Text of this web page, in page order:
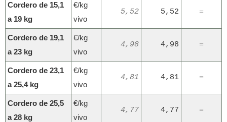
Cordero de 15,1
a 19 kg
€/kg
vivo
5,52 5,52 =
Cordero de 19,1
a 23 kg
€/kg
vivo
4,98 4,98 =
Cordero de 23,1
a 25,4 kg
€/kg
vivo
4,81 4,81 =
Cordero de 25,5
a 28 kg
€/kg
vivo
4,77 4,77 =